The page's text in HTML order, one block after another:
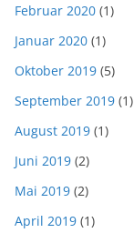
Februar 2020 (1)
Januar 2020 (1)
Oktober 2019 (5)
September 2019 (1)
August 2019 (1)
Juni 2019 (2)
Mai 2019 (2)
April 2019 (1)